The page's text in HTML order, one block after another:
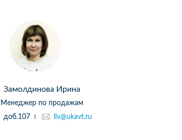
Замолдинова Ирина
Менеджер по продажам
доб.107
liv@ukavt.ru